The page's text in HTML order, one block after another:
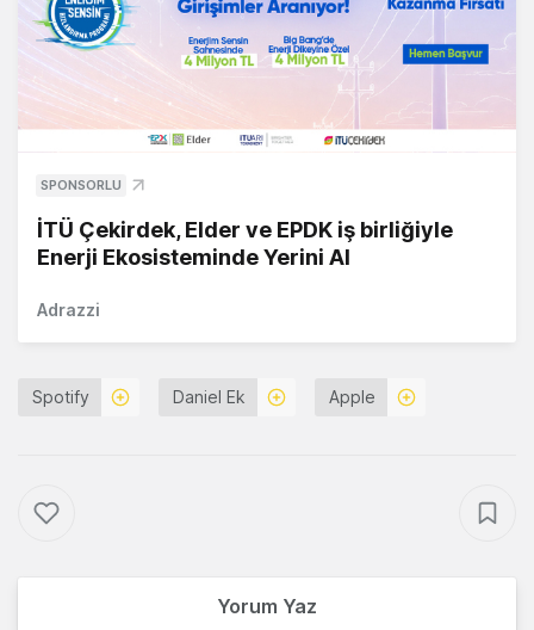
SPONSORLU
İTÜ Çekirdek, Elder ve EPDK iş birliğiyle
Enerji Ekosisteminde Yerini Al
Adrazzi
Spotify Daniel Ek Apple
Yorum Yaz